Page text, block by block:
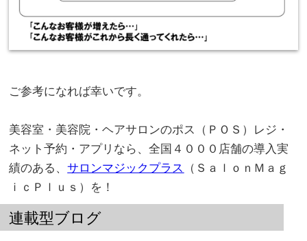
ご参考になれば幸いです。
美容室・美容院・ヘアサロンのポス（ＰＯＳ）レジ・
ネット予約・アプリなら、全国４０００店舗の導入実
績のある、サロンマジックプラス
（ＳａｌｏｎＭａｇ
ｉｃＰｌｕｓ）を！
連載型ブログ